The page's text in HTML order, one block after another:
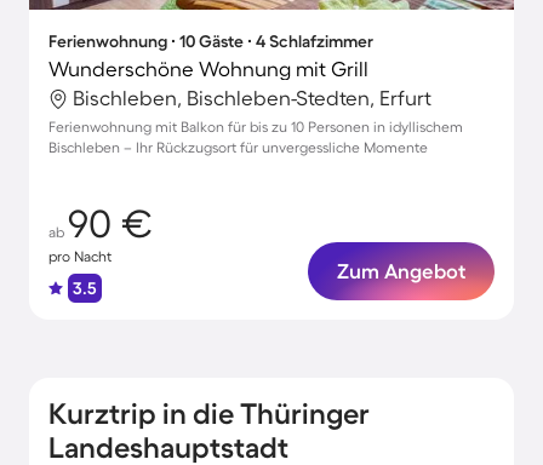
Ferienwohnung ∙ 10 Gäste ∙ 4 Schlafzimmer
Wunderschöne Wohnung mit Grill
Bischleben, Bischleben-Stedten, Erfurt
Ferienwohnung mit Balkon für bis zu 10 Personen in idyllischem
Bischleben – Ihr Rückzugsort für unvergessliche Momente
ab 90 €
pro Nacht
3.5
Zum Angebot
Kurztrip in die Thüringer
Landeshauptstadt